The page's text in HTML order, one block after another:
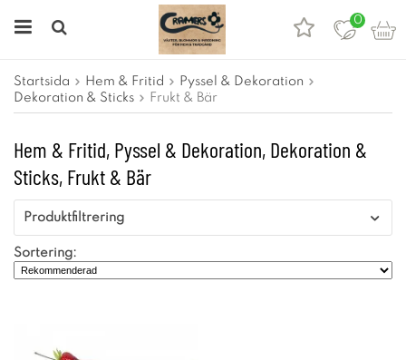
0
Startsida Hem & Fritid
Pyssel & Dekoration
Dekoration & Sticks
Frukt & Bär
Hem & Fritid, Pyssel & Dekoration, Dekoration &
Sticks, Frukt & Bär
Produktfiltrering
Sortering: